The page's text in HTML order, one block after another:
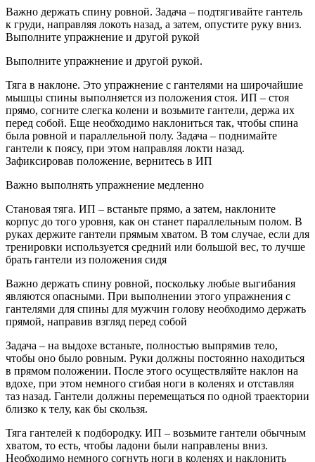
Важно держать спину ровной. Задача – подтягивайте гантель
к груди, направляя локоть назад, а затем, опустите руку вниз.
Выполните упражнение и другой рукой
Выполните упражнение и другой рукой.
Тяга в наклоне. Это упражнение с гантелями на широчайшие
мышцы спины выполняется из положения стоя. ИП – стоя
прямо, согните слегка колени и возьмите гантели, держа их
перед собой. Еще необходимо наклониться так, чтобы спина
была ровной и параллельной полу. Задача – поднимайте
гантели к поясу, при этом направляя локти назад.
Зафиксировав положение, вернитесь в ИП
Важно выполнять упражнение медленно
Становая тяга. ИП – встаньте прямо, а затем, наклоните
корпус до того уровня, как он станет параллельным полом. В
руках держите гантели прямым хватом. В том случае, если для
тренировки используется средний или большой вес, то лучше
брать гантели из положения сидя
Важно держать спину ровной, поскольку любые выгибания
являются опасными. При выполнении этого упражнения с
гантелями для спины для мужчин голову необходимо держать
прямой, направив взгляд перед собой
Задача – на выдохе встаньте, полностью выпрямив тело,
чтобы оно было ровным. Руки должны постоянно находиться
в прямом положении. После этого осуществляйте наклон на
вдохе, при этом немного сгибая ноги в коленях и отставляя
таз назад. Гантели должны перемещаться по одной траектории
близко к телу, как бы скользя.
Тяга гантелей к подбородку. ИП – возьмите гантели обычным
хватом, то есть, чтобы ладони были направлены вниз.
Необходимо немного согнуть ноги в коленях и наклонить